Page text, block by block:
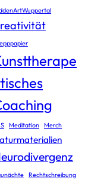
Meditation Merch
Rechtschreibung